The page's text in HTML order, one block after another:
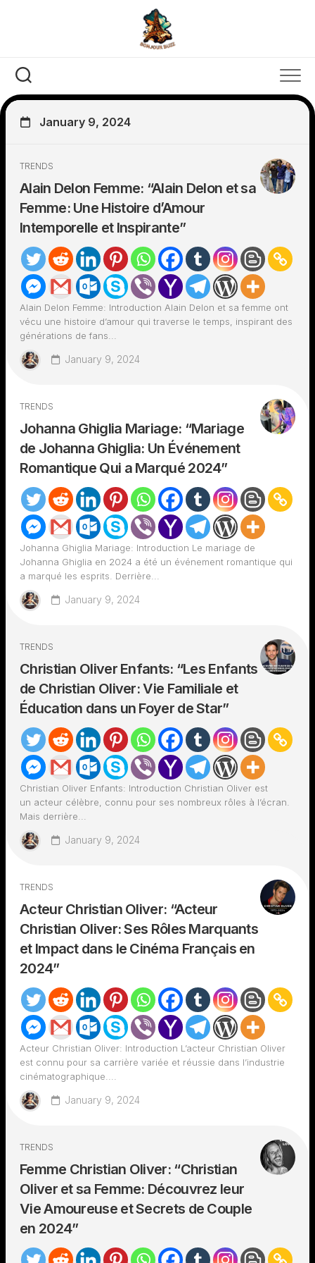
January 9, 2024
TRENDS
Alain Delon Femme: “Alain Delon et sa
Femme: Une Histoire d’Amour
Intemporelle et Inspirante”
Alain Delon Femme: Introduction Alain Delon et sa femme ont
vécu une histoire d’amour qui traverse le temps, inspirant des
générations de fans...
January 9, 2024
TRENDS
Johanna Ghiglia Mariage: “Mariage
de Johanna Ghiglia: Un Événement
Romantique Qui a Marqué 2024”
Johanna Ghiglia Mariage: Introduction Le mariage de
Johanna Ghiglia en 2024 a été un événement romantique qui
a marqué les esprits. Derrière...
January 9, 2024
TRENDS
Christian Oliver Enfants: “Les Enfants
de Christian Oliver: Vie Familiale et
Éducation dans un Foyer de Star”
Christian Oliver Enfants: Introduction Christian Oliver est
un acteur célèbre, connu pour ses nombreux rôles à l’écran.
Mais derrière...
January 9, 2024
TRENDS
Acteur Christian Oliver: “Acteur
Christian Oliver: Ses Rôles Marquants
et Impact dans le Cinéma Français en
2024”
Acteur Christian Oliver: Introduction L’acteur Christian Oliver
est connu pour sa carrière variée et réussie dans l’industrie
cinématographique....
January 9, 2024
TRENDS
Femme Christian Oliver: “Christian
Oliver et sa Femme: Découvrez leur
Vie Amoureuse et Secrets de Couple
en 2024”